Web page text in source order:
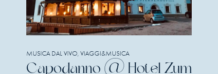
MUSICA DAL VIVO, VIAGGI&MUSICA
Capodanno @ Hotel Zum